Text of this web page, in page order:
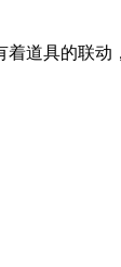
道具的联